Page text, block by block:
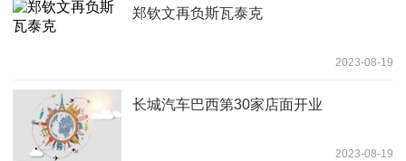
郑钦文再负斯瓦泰克
2023-08-19
长城汽车巴西第30家店面开业
2023-08-19